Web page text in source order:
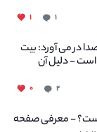
۱ ۱
در می آورد: بیت
- دلیل آن
۲ ۰
است؟ - معرفی صفحه